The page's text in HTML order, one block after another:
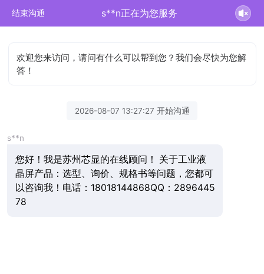
结束沟通 s**n正在为您服务
欢迎您来访问，请问有什么可以帮到您？我们会尽快为您解
答！
2026-08-07 13:27:27 开始沟通
s**n
您好！我是苏州芯显的在线顾问！ 关于工业液
晶屏产品：选型、询价、规格书等问题，您都可
以咨询我！电话：18018144868QQ：2896445
78